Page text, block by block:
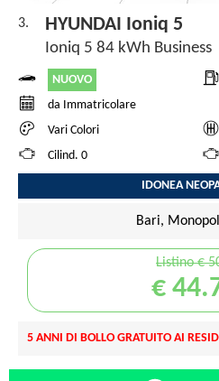
3. HYUNDAI Ioniq 5
Ioniq 5 84 kWh Business
NUOVO
da Immatricolare
Vari Colori
Cilind. 0
IDONEA
Bari,
Listino €
€
5 ANNI DI BOLLO GRATUITO AI